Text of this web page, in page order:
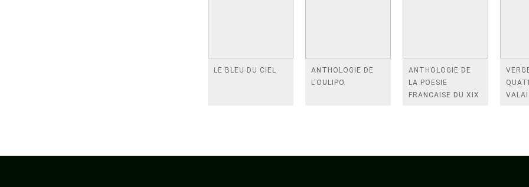
LE BLEU DU CIEL
ANTHOLOGIE DE
L'OULIPO
ANTHOLOGIE DE
LA POESIE
FRANCAISE DU XIX